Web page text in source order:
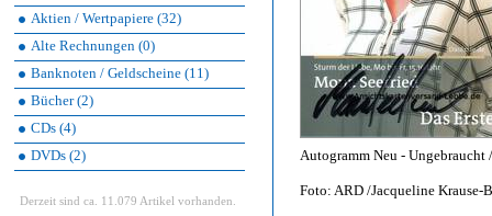
Aktien / Wertpapiere (32)
Alte Rechnungen (0)
Banknoten / Geldscheine (11)
Bücher (2)
CDs (4)
DVDs (2)
Derzeit sind ca. 11.079 Artikel vorhanden.
Autogramm Neu -
Foto: ARD /Jacqueline Krause-